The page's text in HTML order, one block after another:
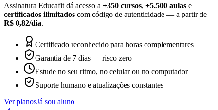
Assinatura Educafit dá acesso a +350 cursos, +5.500 aulas e
certificados ilimitados com código de autenticidade — a partir de
R$ 0,82/dia.
Certificado reconhecido para horas complementares
Garantia de 7 dias — risco zero
Estude no seu ritmo, no celular ou no computador
Suporte humano e atualizações constantes
Ver planosJá sou aluno